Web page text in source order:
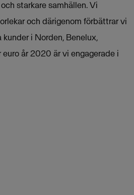
starkare samhällen. Vi
och därigenom förbättrar vi
i Norden, Benelux,
år 2020 är vi engagerade i